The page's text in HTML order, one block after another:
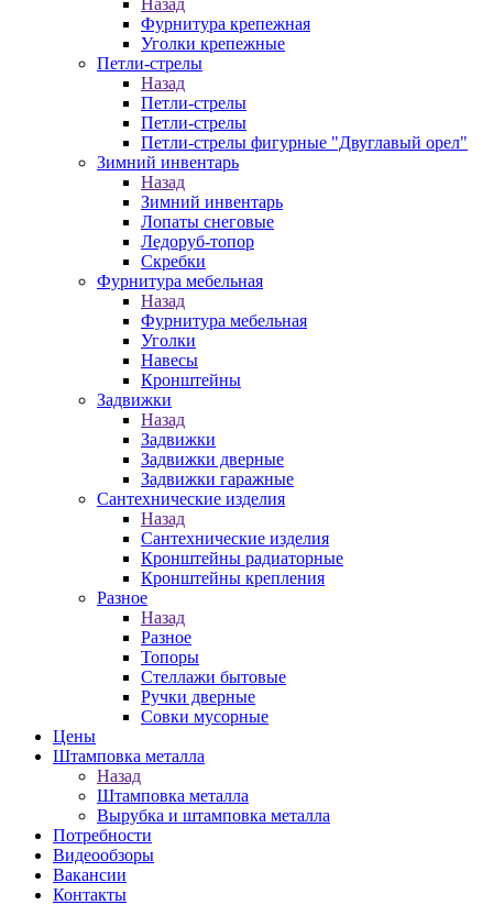
Назад
Фурнитура крепежная
Уголки крепежные
Петли-стрелы
Назад
Петли-стрелы
Петли-стрелы
Петли-стрелы фигурные "Двуглавый орел"
Зимний инвентарь
Назад
Зимний инвентарь
Лопаты снеговые
Ледоруб-топор
Скребки
Фурнитура мебельная
Назад
Фурнитура мебельная
Уголки
Навесы
Кронштейны
Задвижки
Назад
Задвижки
Задвижки дверные
Задвижки гаражные
Сантехнические изделия
Назад
Сантехнические изделия
Кронштейны радиаторные
Кронштейны крепления
Разное
Назад
Разное
Топоры
Стеллажи бытовые
Ручки дверные
Совки мусорные
Цены
Штамповка металла
Назад
Штамповка металла
Вырубка и штамповка металла
Потребности
Видеообзоры
Вакансии
Контакты